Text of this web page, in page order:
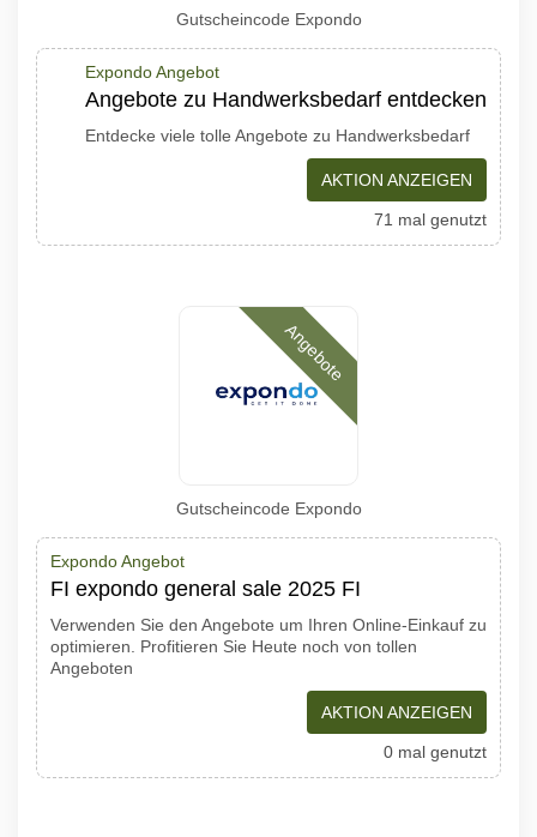
Gutscheincode Expondo
Expondo Angebot
Angebote zu Handwerksbedarf entdecken
Entdecke viele tolle Angebote zu Handwerksbedarf
AKTION ANZEIGEN
71 mal genutzt
Angebote
Gutscheincode Expondo
Expondo Angebot
FI expondo general sale 2025 FI
Verwenden Sie den Angebote um Ihren Online-Einkauf zu
optimieren. Profitieren Sie Heute noch von tollen
Angeboten
AKTION ANZEIGEN
0 mal genutzt